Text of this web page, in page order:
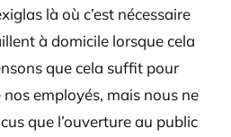
là où c’est nécessaire
à domicile lorsque cela
que cela suffit pour
employés, mais nous ne
que l’ouverture au public